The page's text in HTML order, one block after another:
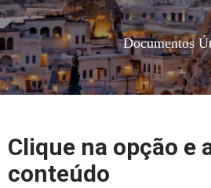
Documentos
Clique na opção e
conteúdo